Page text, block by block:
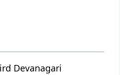
Devanagari